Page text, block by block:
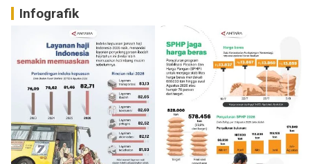
Infografik